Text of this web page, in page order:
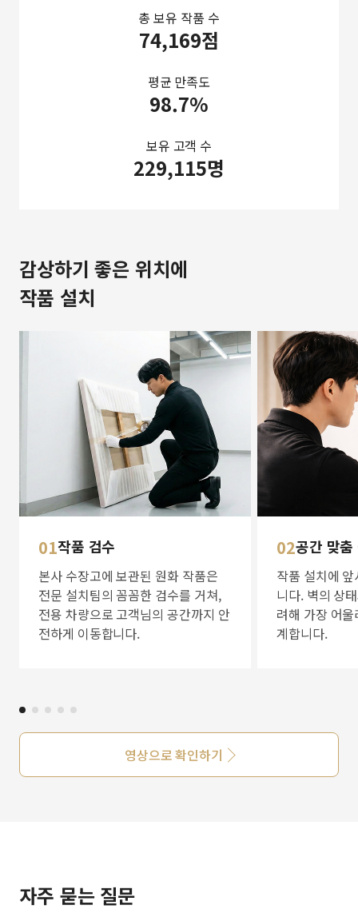
총 보유 작품 수
74,169점
평균 만족도
98.7%
보유 고객 수
229,115명
감상하기 좋은 위치에
작품 설치
01작품 검수
본사 수장고에 보관된 원화 작품은
전문 설치팀의 꼼꼼한 검수를 거쳐,
전용 차량으로 고객님의 공간까지 안
전하게 이동합니다.
02공간 맞
작품 설치에
니다. 벽의 상
려해 가장 어
계합니다.
영상으로 확인하기
자주 묻는 질문